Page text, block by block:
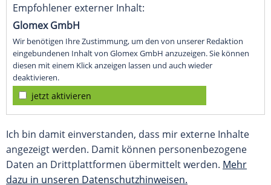
Empfohlener externer Inhalt:
Glomex GmbH
Wir benötigen Ihre Zustimmung, um den von unserer Redaktion
eingebundenen Inhalt von Glomex GmbH anzuzeigen. Sie können
diesen mit einem Klick anzeigen lassen und auch wieder
deaktivieren.
jetzt aktivieren
Ich bin damit einverstanden, dass mir externe Inhalte
angezeigt werden. Damit können personenbezogene
Daten an Drittplattformen übermittelt werden. Mehr
dazu in unseren Datenschutzhinweisen.